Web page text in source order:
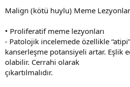
Malign (kötü huylu) Meme
• Proliferatif meme lezyonları
- Patolojik incelemede özellikle
kanserleşme potansiyeli artar. Eşlik
olabilir. Cerrahi olarak
çıkartılmalıdır.